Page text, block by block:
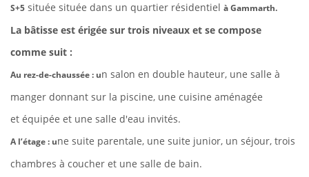
S+5 située située dans un quartier résidentiel à Gammarth.
La bâtisse est érigée sur trois niveaux et se compose
comme suit :
Au rez-de-chaussée : un salon en double hauteur, une salle à
manger donnant sur la piscine, une cuisine aménagée
et équipée et une salle d'eau invités.
A l’étage : une suite parentale, une suite junior, un séjour, trois
chambres à coucher et une salle de bain.